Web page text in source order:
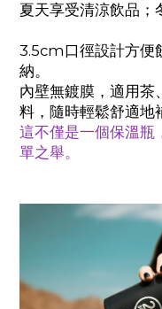
夏天享受清涼飲品；
3.5cm口徑設計方便
納。
內壁無鍍膜，適用茶
料，隨時輕鬆舒適地
這不僅是一個保溫瓶
單之舉。